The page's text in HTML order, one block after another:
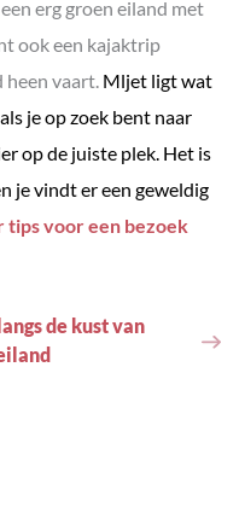
erg groen eiland met
ook een kajaktrip
heen vaart. Mljet ligt wat
je op zoek bent naar
op de juiste plek. Het is
je vindt er een geweldig
tips voor een bezoek
de kust van